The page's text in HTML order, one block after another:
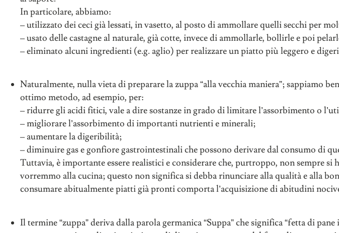
In particolare, abbiamo:
– utilizzato dei ceci già lessati, in vasetto, al posto di ammollare quelli secchi per
– usato delle castagne al naturale, già cotte, invece di ammollarle, bollirle e poi
– eliminato alcuni ingredienti (e.g. aglio) per realizzare un piatto più leggero e
Naturalmente, nulla vieta di preparare la zuppa “alla vecchia maniera”; sappiamo
ottimo metodo, ad esempio, per:
– ridurre gli acidi fitici, vale a dire sostanze in grado di limitare l’assorbimento o
– migliorare l’assorbimento di importanti nutrienti e minerali;
– aumentare la digeribilità;
– diminuire gas e gonfiore gastrointestinali che possono derivare dal consumo di
Tuttavia, è importante essere realistici e considerare che, purtroppo, non sempre
vorremmo alla cucina; questo non significa si debba rinunciare alla qualità e alla
consumare abitualmente piatti già pronti comporta l’acquisizione di abitudini
Il termine “zuppa” deriva dalla parola germanica “Suppa” che significa “fetta di